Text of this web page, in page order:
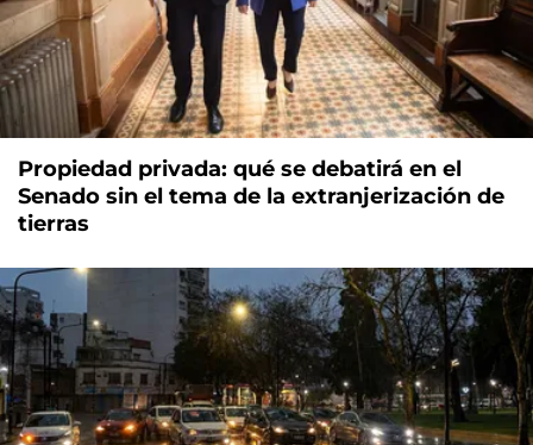
Propiedad privada: qué se debatirá en el
Senado sin el tema de la extranjerización de
tierras